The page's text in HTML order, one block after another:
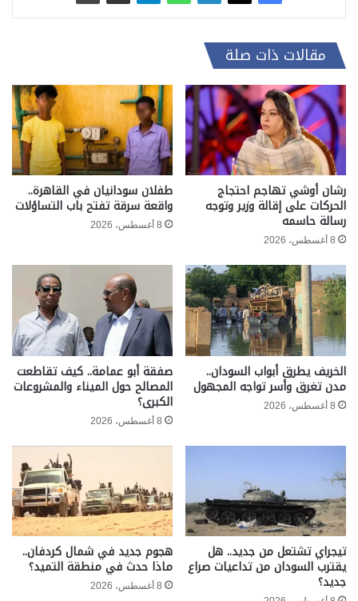
مقالات ذات صلة
رشان أوشي تهاجم احتجاج
الحركات على إقالة وزير وتوجه
رسالة حاسمه
8 أغسطس، 2026
طفلان سودانيان في القاهرة..
واقعة سرقة تفتح باب التساؤلات
8 أغسطس، 2026
الخريف يطرق أبواب السودان..
مدن تغرق وأسر تواجه المجهول
8 أغسطس، 2026
صفقة أبو عمامة.. كيف تقاطعت
المصالح حول الميناء والمشروعات
الكبرى؟
8 أغسطس، 2026
تيجراي تشتعل من جديد.. هل
يقترب السودان من تداعيات صراع
جديد؟
هجوم جديد في شمال كردفان..
ماذا حدث في منطقة التميد؟
8 أغسطس، 2026